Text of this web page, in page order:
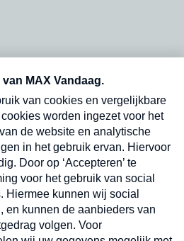
en dinsdagochtend in
Verzend